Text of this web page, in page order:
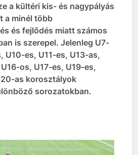
a kültéri kis- és nagypályás
a minél több
és fejlődés miatt számos
is szerepel. Jelenleg U7-
U10-es, U11-es, U13-as,
os, U17-es, U19-es,
as korosztályok
sorozatokban.